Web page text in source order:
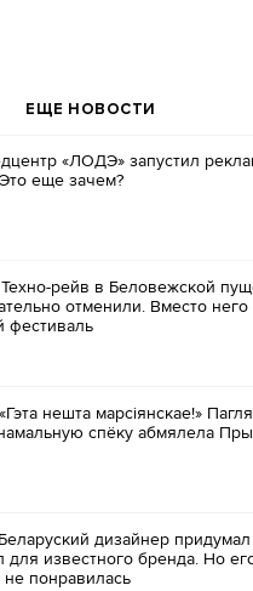
ЕЩЕ НОВОСТИ
«ЛОДЭ» запустил
еще зачем?
Техно-рейв в Беловежской
отменили. Вместо
фестиваль
«Гэта нешта марсіянскае!»
спёку абмялела
Беларуский дизайнер
для известного бренда. Но
понравилась